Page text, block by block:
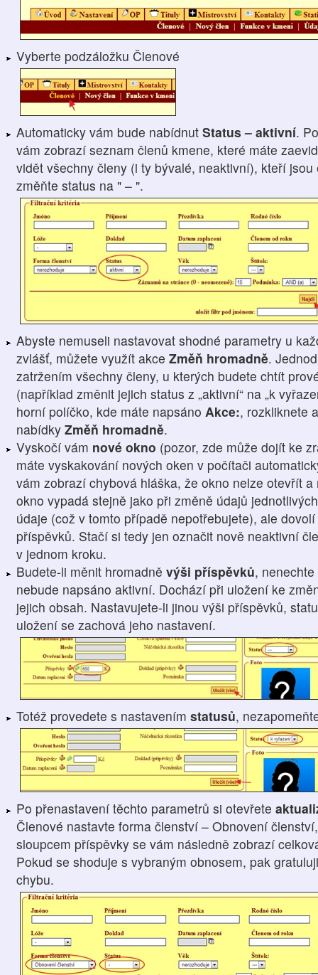
Vyberte podzáložku Členové
Automaticky vám bude nabídnut Status – aktivní.
vám zobrazí seznam členů kmene, které máte
vidět všechny členy (i ty bývalé, neaktivní), kteří
změňte status na " – ".
Abyste nemuseli nastavovat shodné parametry u
zvlášť, můžete využít akce Změň hromadně.
zatržením všechny členy, u kterých budete chtít
(například změnit jejich status z „aktivní“ na „k
horní políčko, kde máte napsáno Akce:, rozkliknete
nabídky Změň hromadně.
Vyskočí vám nové okno (pozor, zde může dojít ke
máte vyskakování nových oken v počítači
vám zobrazí chybová hláška, že okno nelze otevřít
okno vypadá stejně jako při změně údajů
údaje (což v tomto případě nepotřebujete), ale
příspěvků. Stačí si tedy jen označit nově neaktivní
v jednom kroku.
Budete-li měnit hromadně výši příspěvků,
nebude napsáno aktivní. Dochází při uložení ke
jejich obsah. Nastavujete-li jinou výši příspěvků,
uložení se zachová jeho nastavení.
Totéž provedete s nastavením statusů,
Po přenastavení těchto parametrů si otevřete
Členové nastavte forma členství – Obnovení
sloupcem příspěvky se vám následně zobrazí
Pokud se shoduje s vybraným obnosem, pak
chybu.